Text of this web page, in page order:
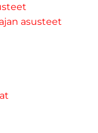
asusteet